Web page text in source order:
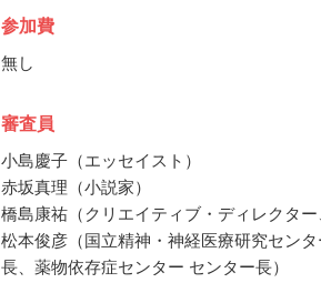
参加費
無し
審査員
小島慶子（エッセイスト）
赤坂真理（小説家）
橋島康祐（クリエイティブ・ディレクター
松本俊彦（国立精神・神経医療研究セン
長、薬物依存症センター センター長）